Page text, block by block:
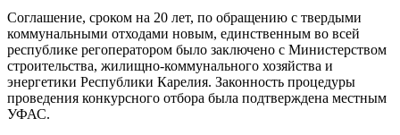
Соглашение, сроком на 20 лет, по обращению с твердыми
коммунальными отходами новым, единственным во всей
республике регоператором было заключено с Министерством
строительства, жилищно-коммунального хозяйства и
энергетики Республики Карелия. Законность процедуры
проведения конкурсного отбора была подтверждена местным
УФАС.